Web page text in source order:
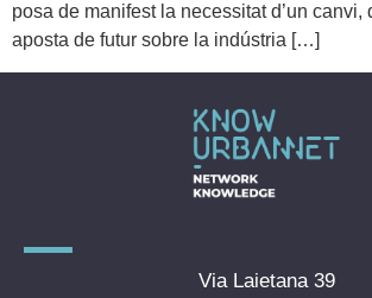
posa de manifest la necessitat d’un canvi,
aposta de futur sobre la indústria […]
Via Laietana 39